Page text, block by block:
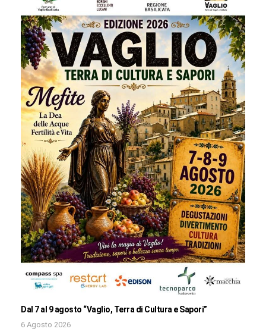
Dal 7 al 9 agosto “Vaglio, Terra di Cultura e Sapori”
6 Agosto 2026